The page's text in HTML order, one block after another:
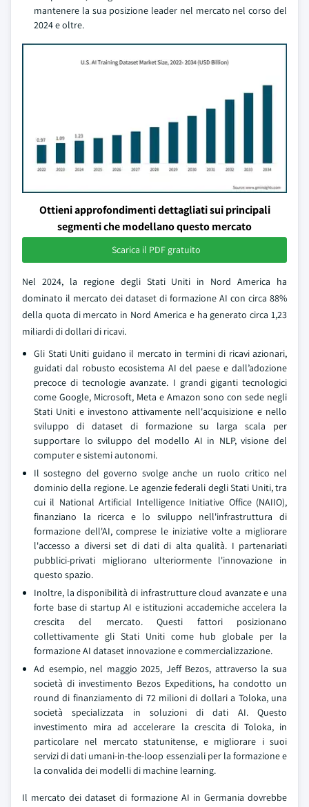
mantenere la sua posizione leader nel mercato nel corso del
2024 e oltre.
Ottieni approfondimenti dettagliati sui principali
segmenti che modellano questo mercato
Scarica il PDF gratuito
Nel 2024, la regione degli Stati Uniti in Nord America ha
dominato il mercato dei dataset di formazione AI con circa 88%
della quota di mercato in Nord America e ha generato circa 1,23
miliardi di dollari di ricavi.
Gli Stati Uniti guidano il mercato in termini di ricavi azionari,
guidati dal robusto ecosistema AI del paese e dall’adozione
precoce di tecnologie avanzate. I grandi giganti tecnologici
come Google, Microsoft, Meta e Amazon sono con sede negli
Stati Uniti e investono attivamente nell'acquisizione e nello
sviluppo di dataset di formazione su larga scala per
supportare lo sviluppo del modello AI in NLP, visione del
computer e sistemi autonomi.
Il sostegno del governo svolge anche un ruolo critico nel
dominio della regione. Le agenzie federali degli Stati Uniti, tra
cui il National Artificial Intelligence Initiative Office (NAIIO),
finanziano la ricerca e lo sviluppo nell'infrastruttura di
formazione dell'AI, comprese le iniziative volte a migliorare
l'accesso a diversi set di dati di alta qualità. I partenariati
pubblici-privati migliorano ulteriormente l'innovazione in
questo spazio.
Inoltre, la disponibilità di infrastrutture cloud avanzate e una
forte base di startup AI e istituzioni accademiche accelera la
crescita del mercato. Questi fattori posizionano
collettivamente gli Stati Uniti come hub globale per la
formazione AI dataset innovazione e commercializzazione.
Ad esempio, nel maggio 2025, Jeff Bezos, attraverso la sua
società di investimento Bezos Expeditions, ha condotto un
round di finanziamento di 72 milioni di dollari a Toloka, una
società specializzata in soluzioni di dati AI. Questo
investimento mira ad accelerare la crescita di Toloka, in
particolare nel mercato statunitense, e migliorare i suoi
servizi di dati umani-in-the-loop essenziali per la formazione e
la convalida dei modelli di machine learning.
Il mercato dei dataset di formazione AI in Germania dovrebbe